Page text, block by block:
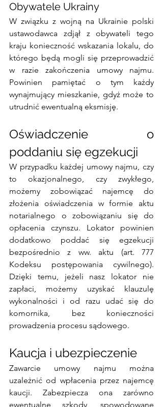
Obywatele Ukrainy
W związku z wojną na Ukrainie polski
ustawodawca zdjął z obywateli tego
kraju konieczność wskazania lokalu, do
którego będą mogli się przeprowadzić
w razie zakończenia umowy najmu.
Powinien pamiętać o tym każdy
wynajmujący mieszkanie, gdyż może to
utrudnić ewentualną eksmisję.
Oświadczenie o
poddaniu się egzekucji
W przypadku każdej umowy najmu, czy
to okazjonalnego, czy zwykłego,
możemy zobowiązać najemcę do
złożenia oświadczenia w formie aktu
notarialnego o zobowiązaniu się do
opłacenia czynszu. Lokator powinien
dodatkowo poddać się egzekucji
bezpośrednio z ww. aktu (art. 777
Kodeksu postępowania cywilnego).
Dzięki temu, jeżeli nasz lokator nie
zapłaci, możemy uzyskać klauzulę
wykonalności i od razu udać się do
komornika, bez konieczności
prowadzenia procesu sądowego.
Kaucja i ubezpieczenie
Zawarcie umowy najmu można
uzależnić od wpłacenia przez najemcę
kaucji. Zabezpiecza ona zarówno
ewentualne szkody, spowodowane